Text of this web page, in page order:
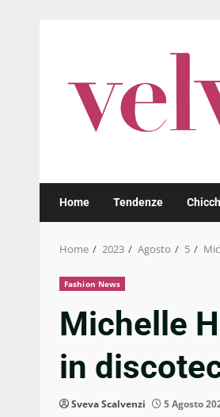
Home Tendenze
Home 2023 Agosto 5
Fashion News
Michelle
in
Sveva Scalvenzi 5 Agosto